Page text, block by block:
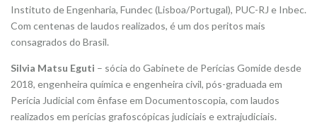
Instituto de Engenharia, Fundec (Lisboa/Portugal), PUC-RJ e Inbec.
Com centenas de laudos realizados, é um dos peritos mais
consagrados do Brasil.
Silvia Matsu Eguti – sócia do Gabinete de Perícias Gomide desde
2018, engenheira química e engenheira civil, pós-graduada em
Perícia Judicial com ênfase em Documentoscopia, com laudos
realizados em perícias grafoscópicas judiciais e extrajudiciais.